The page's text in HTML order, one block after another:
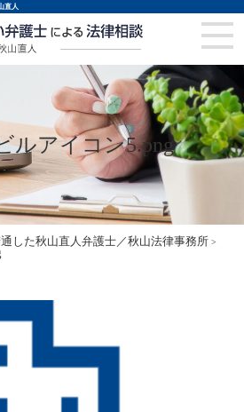
直人
ルアイコン5.png
した秋山直人弁護士／秋山法律事務所>